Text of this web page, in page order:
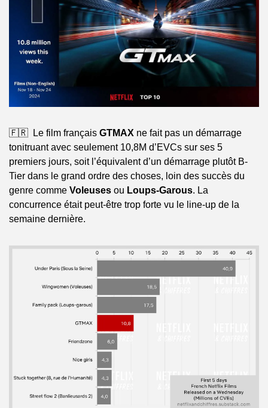
🇫🇷  Le film français GTMAX ne fait pas un démarrage
tonitruant avec seulement 10,8M d’EVCs sur ses 5
premiers jours, soit l’équivalent d’un démarrage plutôt B-
Tier dans le grand ordre des choses, loin des succès du
genre comme Voleuses ou Loups-Garous. La
concurrence était peut-être trop forte vu le line-up de la
semaine dernière.